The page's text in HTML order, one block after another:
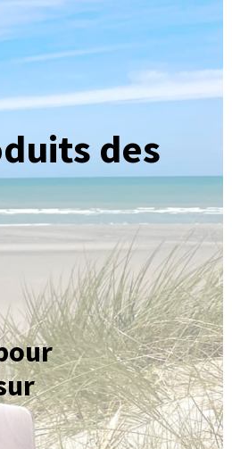
des